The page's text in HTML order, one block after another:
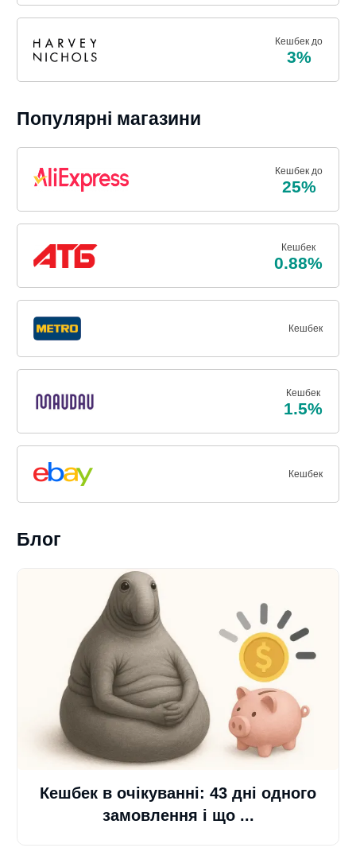
Кешбек до
3%
Популярні магазини
Кешбек до
25%
Кешбек
0.88%
Кешбек
Кешбек
1.5%
Кешбек
Блог
Кешбек в очікуванні: 43 дні одного
замовлення і що ...